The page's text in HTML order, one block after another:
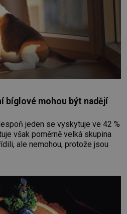
bíglové mohou být nadějí
jeden se vyskytuje ve 42 %
však poměrně velká skupina
ale nemohou, protože jsou